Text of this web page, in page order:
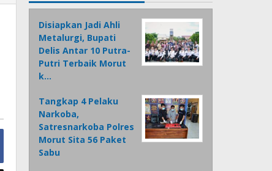
Disiapkan Jadi Ahli
Metalurgi, Bupati
Delis Antar 10 Putra-
Putri Terbaik Morut
k…
Tangkap 4 Pelaku
Narkoba,
Satresnarkoba Polres
Morut Sita 56 Paket
Sabu